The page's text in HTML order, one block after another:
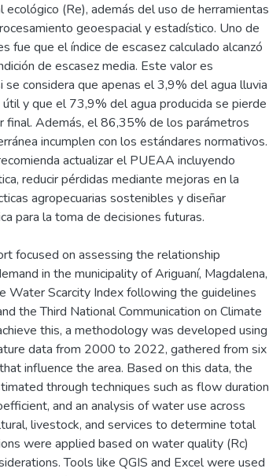
ecológico (Re), además del uso de herramientas
geoespacial y estadístico. Uno de
fue que el índice de escasez calculado alcanzó
de escasez media. Este valor es
considera que apenas el 3,9% del agua lluvia
y que el 73,9% del agua producida se pierde
final. Además, el 86,35% de los parámetros
incumplen con los estándares normativos.
actualizar el PUEAA incluyendo
reducir pérdidas mediante mejoras en la
agropecuarias sostenibles y diseñar
para la toma de decisiones futuras.
focused on assessing the relationship
in the municipality of Ariguaní, Magdalena,
Water Scarcity Index following the guidelines
the Third National Communication on Climate
this, a methodology was developed using
data from 2000 to 2022, gathered from six
influence the area. Based on this data, the
through techniques such as flow duration
and an analysis of water use across
livestock, and services to determine total
were applied based on water quality (Rc)
Tools like QGIS and Excel were used